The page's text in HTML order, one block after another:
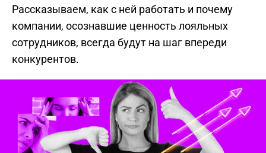
Рассказываем, как с ней работать и почему
компании, осознавшие ценность лояльных
сотрудников, всегда будут на шаг впереди
конкурентов.